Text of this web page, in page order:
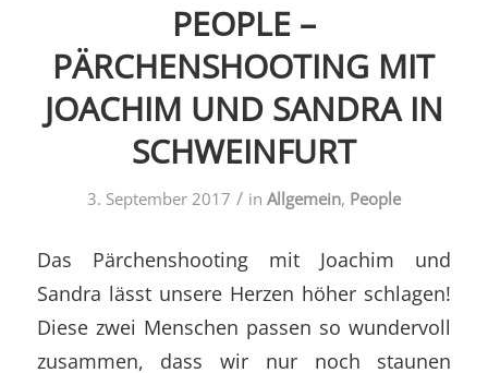
PEOPLE –
PÄRCHENSHOOTING MIT
JOACHIM UND SANDRA IN
SCHWEINFURT
3. September 2017 / in Allgemein, People
Das Pärchenshooting mit Joachim und
Sandra lässt unsere Herzen höher schlagen!
Diese zwei Menschen passen so wundervoll
zusammen, dass wir nur noch staunen